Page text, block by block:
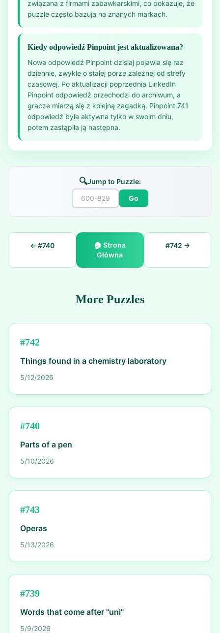
związana z firmami zabawkarskimi, co pokazuje, że
puzzle często bazują na znanych markach.
Kiedy odpowiedź Pinpoint jest aktualizowana?
Nowa odpowiedź Pinpoint dzisiaj pojawia się raz
dziennie, zwykle o stałej porze zależnej od strefy
czasowej. Po aktualizacji poprzednia LinkedIn
Pinpoint odpowiedź przechodzi do archiwum, a
gracze mierzą się z kolejną zagadką. Pinpoint 741
odpowiedź była aktywna tylko w swoim dniu,
potem zastąpiła ją następna.
🔍Jump to Puzzle:
Go
← #740 🏠Strona
Główna
#742 →
More Puzzles
#742
Things found in a chemistry laboratory
5/12/2026
#740
Parts of a pen
5/10/2026
#743
Operas
5/13/2026
#739
Words that come after "uni"
5/9/2026